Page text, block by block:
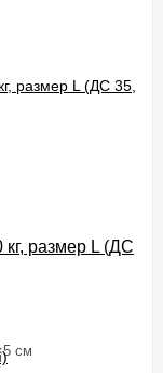
размер L (ДС
см